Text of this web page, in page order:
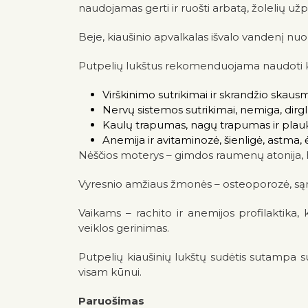
naudojamas gerti ir ruošti arbatą, žolelių
Beje, kiaušinio apvalkalas išvalo vandenį
Putpelių lukštus rekomenduojama naudoti
Virškinimo sutrikimai ir skrandžio
Nervų sistemos sutrikimai, nemiga,
Kaulų trapumas, nagų trapumas ir
Anemija ir avitaminozė, šienligė, astma,
Nėščios moterys – gimdos raumenų
Vyresnio amžiaus žmonės – osteoporozė,
Vaikams – rachito ir anemijos profilaktika,
veiklos gerinimas.
Putpelių kiaušinių lukštų sudėtis sutampa
visam kūnui.
Paruošimas